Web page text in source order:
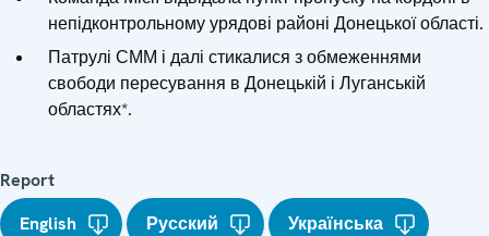
непідконтрольному урядові районі Донецької області.
Патрулі СММ і далі стикалися з обмеженнями
свободи пересування в Донецькій і Луганській
областях*.
Report
English
Русский Українська